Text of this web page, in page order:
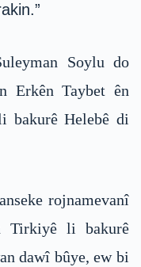
Soylu do
Erkên Taybet ên
bakurê Helebê di
rojnamevanî
Tirkiyê li bakurê
dawî bûye, ew bi